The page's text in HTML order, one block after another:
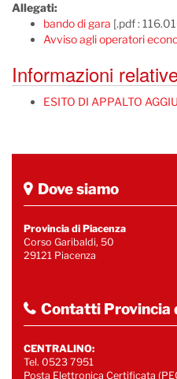
Allegati:
bando di gara [.pdf :
Avviso agli operatori
Informazioni
ESITO DI APPALTO
Dove siamo
Provincia di Piacenza
Corso Garibaldi, 50
29121 Piacenza
Contatti Provincia
CENTRALINO:
Tel. 0523 7951
Posta Elettronica Certificata